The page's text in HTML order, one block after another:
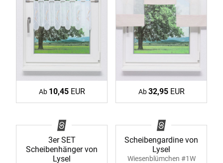
Ab 10,45EUR Ab32,95EUR
3er SET
Scheibenhänger von
Lysel
Scheibengardine von
Lysel
Wiesenblümchen #1W